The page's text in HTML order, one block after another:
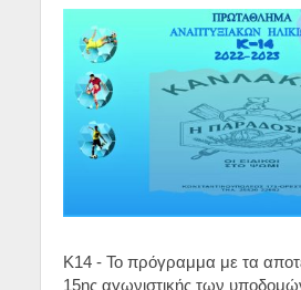
Κ14 - Το πρόγραμμα με τα
15ης αγωνιστικής των